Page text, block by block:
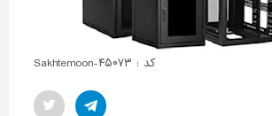
کد : Sakhtemoon-۴۵۰۷۳